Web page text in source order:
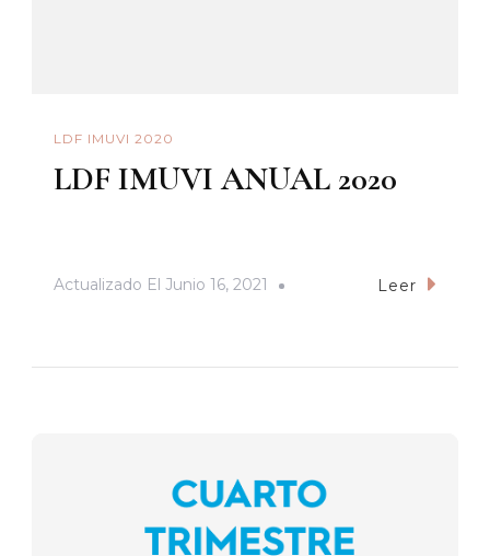
LDF IMUVI 2020
LDF IMUVI ANUAL 2020
Actualizado El Junio 16, 2021 Leer